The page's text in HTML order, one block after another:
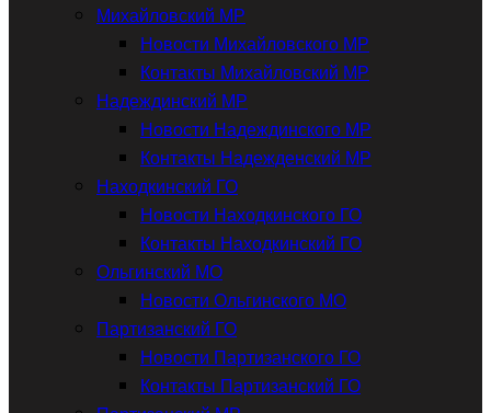
Михайловский МР
Новости Михайловского МР
Контакты Михайловский МР
Надеждинский МР
Новости Надеждинского МР
Контакты Надежденский МР
Находкинский ГО
Новости Находкинского ГО
Контакты Находкинский ГО
Ольгинский МО
Новости Ольгинского МО
Партизанский ГО
Новости Партизанского ГО
Контакты Партизанский ГО